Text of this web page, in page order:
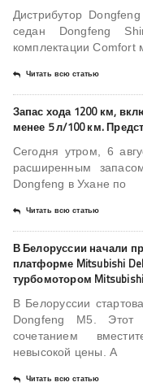
Дистрибутор
седан Dongfeng
комплектации Comfort
Читать всю статью
Запас хода 1200 км,
менее 5 л/100 км.
Сегодня утром, 6
расширенным
Dongfeng в Ухане по
Читать всю статью
В Белоруссии начали
платформе Mitsubishi
турбомотором
В Белоруссии
Dongfeng M5. Этот
сочетанием
невысокой цены. А
Читать всю статью